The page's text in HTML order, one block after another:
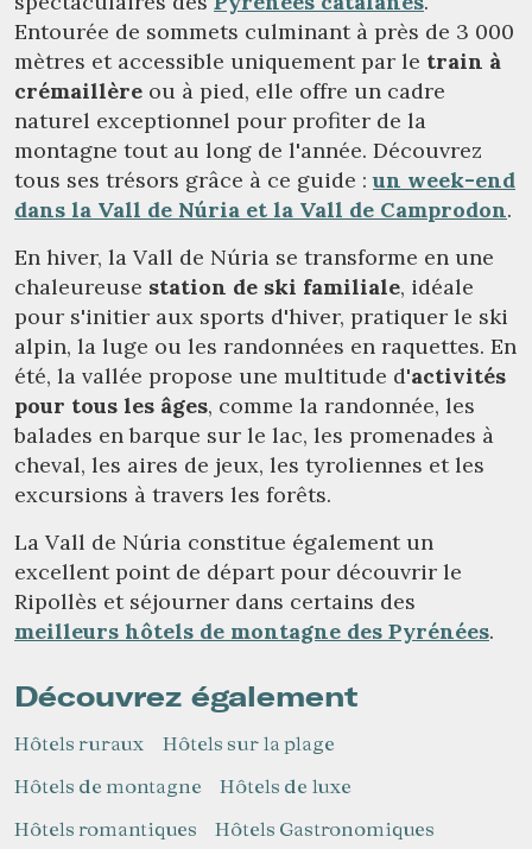
Gérer ma réservation
Vérifier le code de réservation
Entourée de sommets culminant à près de 3 000
mètres et accessible uniquement par le train à
crémaillère ou à pied, elle offre un cadre
naturel exceptionnel pour profiter de la
montagne tout au long de l'année. Découvrez
tous ses trésors grâce à ce guide :un week-end
dans la Vall de Núria et la Vall de Camprodon.
En hiver, la Vall de Núria se transforme en une
chaleureuse station de ski familiale, idéale
pour s'initier aux sports d'hiver, pratiquer le ski
alpin, la luge ou les randonnées en raquettes. En
été, la vallée propose une multitude d'activités
pour tous les âges, comme la randonnée, les
balades en barque sur le lac, les promenades à
cheval, les aires de jeux, les tyroliennes et les
excursions à travers les forêts.
La Vall de Núria constitue également un
excellent point de départ pour découvrir le
Ripollès et séjourner dans certains des
meilleurs hôtels de montagne des Pyrénées.
Découvrez également
Hôtels ruraux
Hôtels sur la plage
Hôtels de montagne
Hôtels de luxe
Hôtels romantiques
Hôtels Gastronomiques